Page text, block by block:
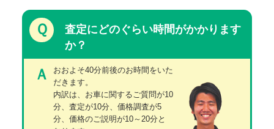
Ｑ
査定にどのぐらい時間がかかります
か？
Ａ
おおよそ40分前後のお時間をいた
だきます。
内訳は、お車に関するご質問が10
分、査定が10分、価格調査が5
分、価格のご説明が10～20分と